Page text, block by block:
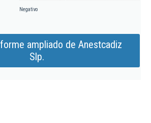
Negativo
ampliado de Anestcadiz
Slp.